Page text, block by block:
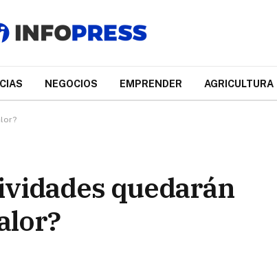
NEGOCIOS EMPRENDER AGRICULTURA
quedarán